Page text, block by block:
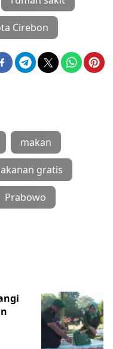
Cirebon
makan
gratis
Prabowo